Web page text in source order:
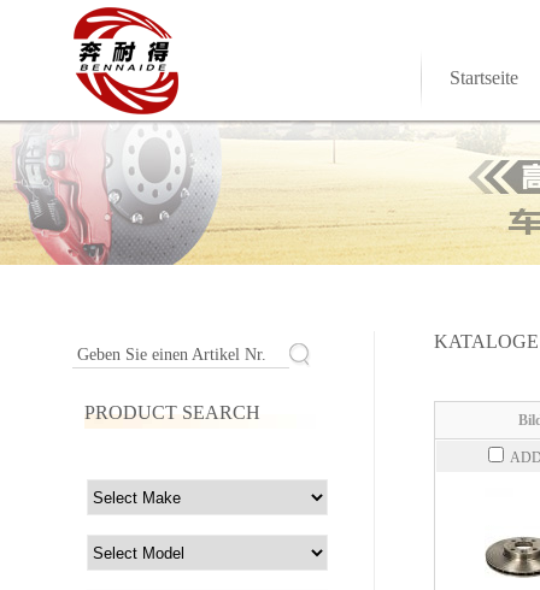
Startseite
KATALOGE
Geben Sie einen Artikel Nr.
PRODUCT SEARCH